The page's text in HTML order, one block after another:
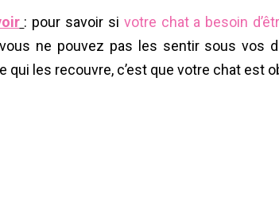
: pour savoir si votre chat a besoin
ne pouvez pas les sentir sous vos
qui les recouvre, c’est que votre chat est